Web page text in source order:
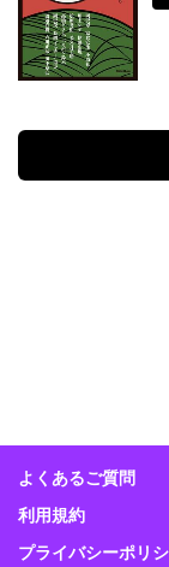
よくあるご質問
利用規約
プライバシーポリ